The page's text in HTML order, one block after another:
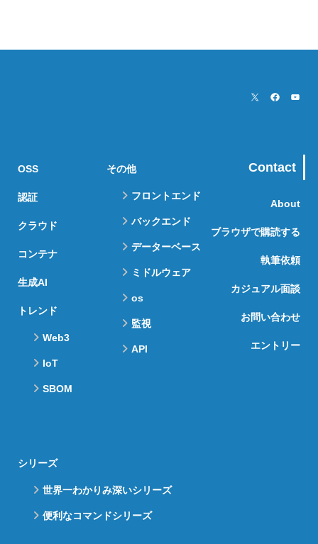
OSS
認証
クラウド
コンテナ
生成AI
トレンド
Web3
IoT
SBOM
その他
フロントエンド
バックエンド
データーベース
ミドルウェア
os
監視
API
シリーズ
世界一わかりみ深いシリーズ
便利なコマンドシリーズ
Contact
About
ブラウザで購読する
執筆依頼
カジュアル面談
お問い合わせ
エントリー